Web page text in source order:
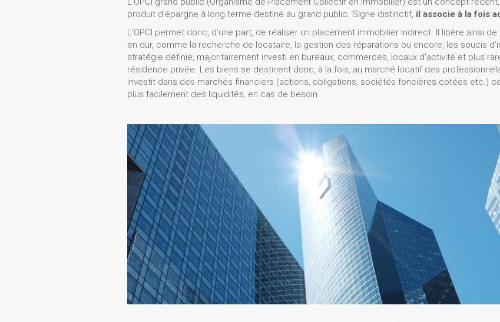
produit d’épargne à long terme destiné au grand public. Signe distinctif, il associe à la fois
L’OPCI permet donc, d’une part, de réaliser un placement immobilier indirect. Il libère ainsi
en dur, comme la recherche de locataire, la gestion des réparations ou encore, les soucis
stratégie définie, majoritairement investi en bureaux, commerces, locaux d’activité et plus
résidence privée. Les biens se destinent donc, à la fois, au marché locatif des
investit dans des marchés financiers (actions, obligations, sociétés foncières cotées etc.)
plus facilement des liquidités, en cas de besoin.